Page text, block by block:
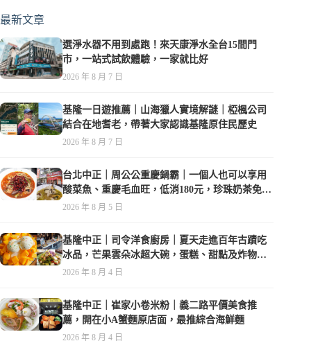
最新文章
選淨水器不用到處跑！來天康淨水全台15間門
市，一站式試飲體驗，一家就比好
2026 年 8 月 7 日
基隆一日遊推薦｜山海獵人實境解謎｜椏楓公司
結合在地耆老，帶著大家認識基隆原住民歷史
2026 年 8 月 7 日
台北中正｜周公公重慶鍋霸｜一個人也可以享用
酸菜魚、重慶毛血旺，低消180元，珍珠奶茶免費
喝到爽
2026 年 8 月 5 日
基隆中正｜司令洋食廚房｜夏天走進百年古蹟吃
冰品，芒果雲朵冰超大碗，蛋糕、甜點及炸物都
在水準之上
2026 年 8 月 4 日
基隆中正｜崔家小卷米粉｜義二路平價美食推
薦，開在小A蟹麵原店面，最推綜合海鮮麵
2026 年 8 月 4 日